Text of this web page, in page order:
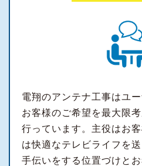
電翔のアンテナ工事はユ
お客様のご希望を最大限
行っています。主役はお
は快適なテレビライフを
手伝いをする位置づけと